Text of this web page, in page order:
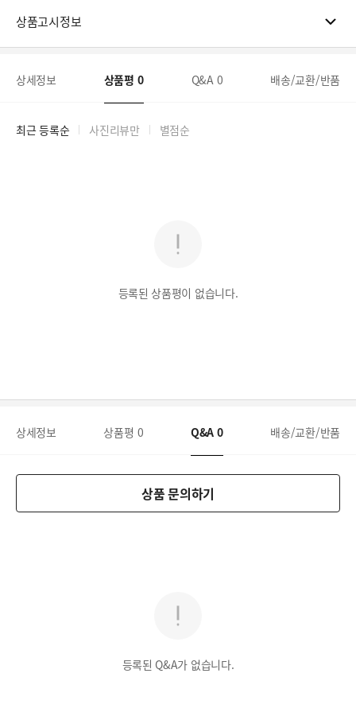
상품고시정보
상세정보 상품평 0 Q&A 0 배송/교환/반품
최근 등록순 사진리뷰만 별점순
등록된 상품평이 없습니다.
상세정보 상품평 0 Q&A 0 배송/교환/반품
상품 문의하기
등록된 Q&A가 없습니다.